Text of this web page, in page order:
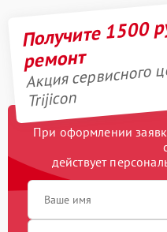
Получите 1500
ремонт
Акция сервисного
Trijicon
При оформлении
действует